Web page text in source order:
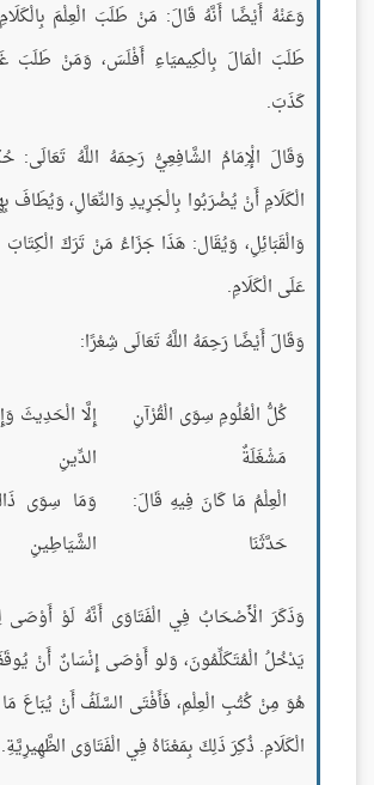
وَعَنْهُ أَيْضًا أَنَّهُ قَالَ: مَنْ طَلَبَ الْعِلْمَ
طَلَبَ الْمَالَ بِالْكِيميَاءِ أَفْلَسَ، وَمَنْ طَلَبَ
كَذَبَ.
وَقَالَ الْإِمَامُ الشَّافِعِيُّ رَحِمَهُ اللَّهُ
الْكَلَامِ أَنْ يُضْرَبُوا بِالْجَرِيدِ وَالنِّعَالِ، وَيُطَافَ
وَالْقَبَائِلِ، وَيُقَال: هَذَا جَزَاءُ مَنْ تَرَكَ
عَلَى الْكَلَامِ.
وَقَالَ أَيْضًا رَحِمَهُ اللَّهُ تَعَالَى شِعْرًا:
كُلُّ الْعُلُومِ سِوَى الْقُرْآنِ
مَشْغَلَةٌ
إِلَّا الْحَدِيثَ
الدِّينِ
الْعِلْمُ مَا كَانَ فِيهِ قَالَ:
حَدَّثَنَا
وَمَا سِوَى
الشَّيَاطِينِ
وَذَكَرَ الْأَصْحَابُ فِي الْفَتَاوَى أَنَّهُ لَوْ أَوْصَى
يَدْخُلُ الْمُتَكَلِّمُونَ، وَلو أَوْصَى إِنْسَانٌ أَنْ
هُوَ مِنْ كُتُبِ الْعِلْمِ، فَأَفْتَى السَّلَفُ أَنْ يُبَاعَ
الْكَلَامِ. ذُكِرَ ذَلِكَ بِمَعْنَاهُ فِي الْفَتَاوَى الظَّهِيرِيَّةِ.